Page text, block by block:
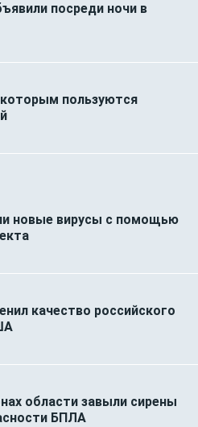
посреди ночи в
пользуются
новые вирусы с помощью
качество российского
области завыли сирены
БПЛА